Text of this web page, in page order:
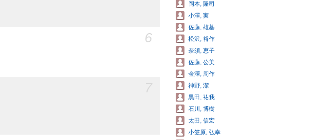
6
岡本, 隆司
小澤, 実
佐藤, 雄基
松沢, 裕作
奈須, 恵子
佐藤, 公美
金澤, 周作
神野, 潔
黒田, 祐我
石川, 博樹
太田, 信宏
小笠原, 弘幸